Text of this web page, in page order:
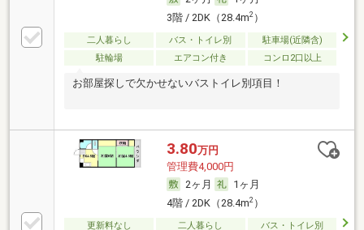
3階 / 2DK（28.4m2）
二人暮らし バス・トイレ別
駐車場(近隣含)
駐輪場
エアコン付き コンロ2口以上
お部屋探しで欠かせないバストイレ別項目！
3.80万円
管理費4,000円
2ヶ月
1ヶ月
4階 / 2DK（28.4m2）
更新料なし 二人暮らし
バス・トイレ別